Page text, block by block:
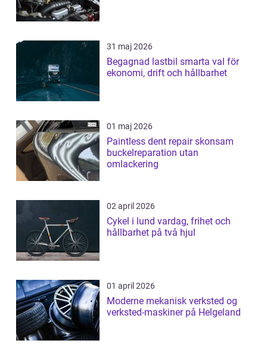
31 maj 2026
Begagnad lastbil smarta val för
ekonomi, drift och hållbarhet
01 maj 2026
Paintless dent repair skonsam
buckelreparation utan
omlackering
02 april 2026
Cykel i lund vardag, frihet och
hållbarhet på två hjul
01 april 2026
Moderne mekanisk verksted og
verksted-maskiner på Helgeland